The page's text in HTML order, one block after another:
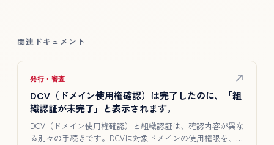
関連ドキュメント
発行・審査
DCV（ドメイン使用権確認）は完了したのに、「組
織認証が未完了」と表示されます。
DCV（ドメイン使用権確認）と組織認証は、確認内容が異な
る別々の手続きです。DCVは対象ドメインの使用権限を、組